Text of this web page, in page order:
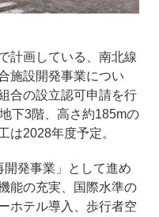
計画している、南北線
施設開発事業につい
合の設立認可申請を行
下3階、高さ約185mの
は2028年度予定。
開発事業」として進め
能の充実、国際水準の
ホテル導入、歩行者空